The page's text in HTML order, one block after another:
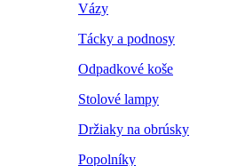
Vázy
Tácky a podnosy
Odpadkové koše
Stolové lampy
Držiaky na obrúsky
Popolníky